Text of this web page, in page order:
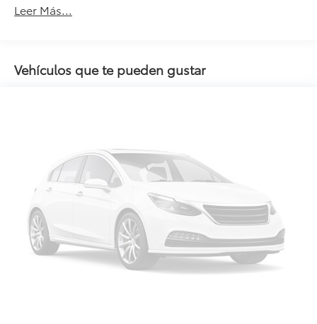
Leer Más...
Vehículos que te pueden gustar